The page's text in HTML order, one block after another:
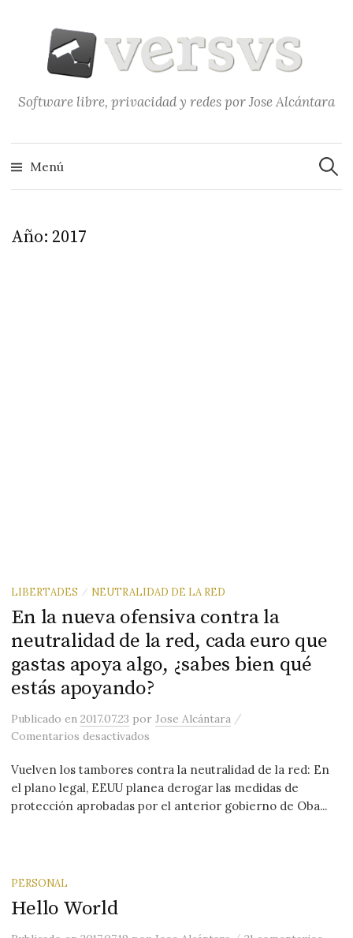
contenido
Software libre, privacidad y redes por Jose Alcántara
Menú
Año:2017
LIBERTADES / NEUTRALIDAD DE LA RED
En la nueva ofensiva contra la
neutralidad de la red, cada euro que
gastas apoya algo, ¿sabes bien qué
estás apoyando?
Publicadoen2017.07.23 porJose Alcántara /
Comentarios desactivados
Vuelven los tambores contra la neutralidad de la red: En
el plano legal, EEUU planea derogar las medidas de
protección aprobadas por el anterior gobierno de Oba...
PERSONAL
Hello World